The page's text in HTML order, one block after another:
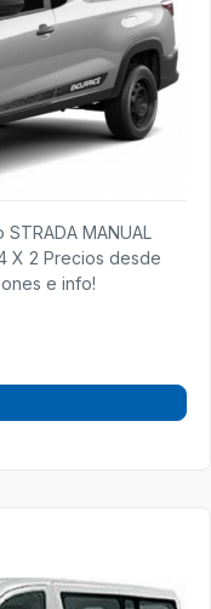
MANUAL
X 2 Precios desde
e info!